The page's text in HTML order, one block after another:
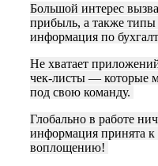
Большой интерес
прибыль, а также типы
информация по
Не хватает
чек-листы — которые
под свою команду.
Глобально в работе
информация принята
воплощению!